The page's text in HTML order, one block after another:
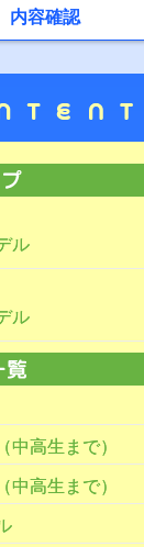
内容確認
ル
ル
中高生まで）
中高生まで）